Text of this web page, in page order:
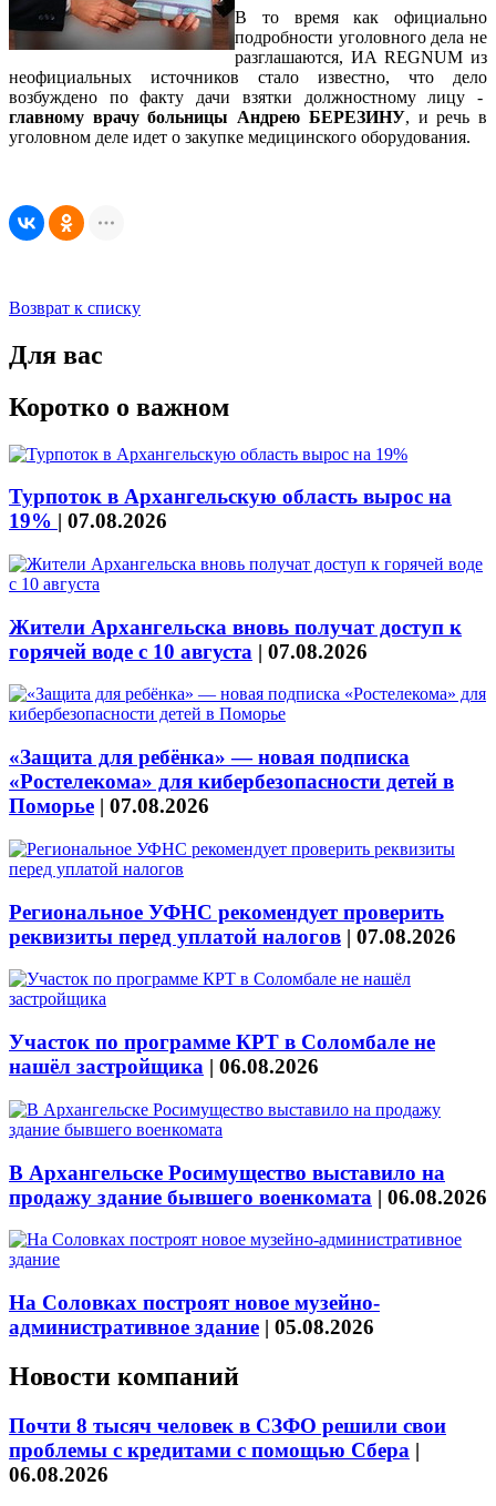
В то время как официально
подробности уголовного дела не
разглашаются, ИА REGNUM из
неофициальных источников стало известно, что дело
возбуждено по факту дачи взятки должностному лицу -
главному врачу больницы Андрею БЕРЕЗИНУ, и речь в
уголовном деле идет о закупке медицинского оборудования.
Возврат к списку
Для вас
Коротко о важном
Турпоток в Архангельскую область вырос на
19% | 07.08.2026
Жители Архангельска вновь получат доступ к
горячей воде с 10 августа | 07.08.2026
«Защита для ребёнка» — новая подписка
«Ростелекома» для кибербезопасности детей в
Поморье | 07.08.2026
Региональное УФНС рекомендует проверить
реквизиты перед уплатой налогов | 07.08.2026
Участок по программе КРТ в Соломбале не
нашёл застройщика | 06.08.2026
В Архангельске Росимущество выставило на
продажу здание бывшего военкомата | 06.08.2026
На Соловках построят новое музейно-
административное здание | 05.08.2026
Новости компаний
Почти 8 тысяч человек в СЗФО решили свои
проблемы с кредитами с помощью Сбера |
06.08.2026